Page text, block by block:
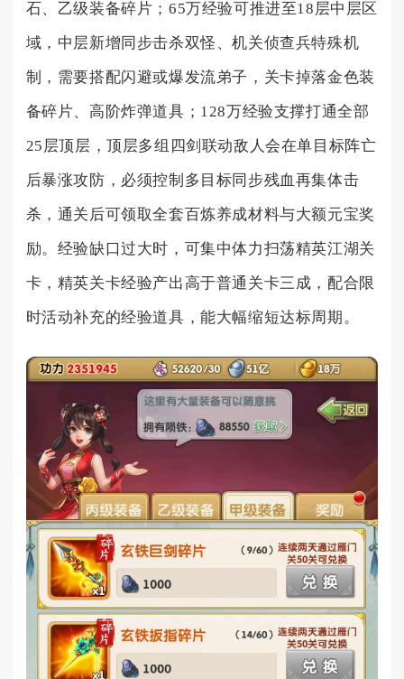
石、乙级装备碎片；65万经验可推进至18层中层区
域，中层新增同步击杀双怪、机关侦查兵特殊机
制，需要搭配闪避或爆发流弟子，关卡掉落金色装
备碎片、高阶炸弹道具；128万经验支撑打通全部
25层顶层，顶层多组四剑联动敌人会在单目标阵亡
后暴涨攻防，必须控制多目标同步残血再集体击
杀，通关后可领取全套百炼养成材料与大额元宝奖
励。经验缺口过大时，可集中体力扫荡精英江湖关
卡，精英关卡经验产出高于普通关卡三成，配合限
时活动补充的经验道具，能大幅缩短达标周期。